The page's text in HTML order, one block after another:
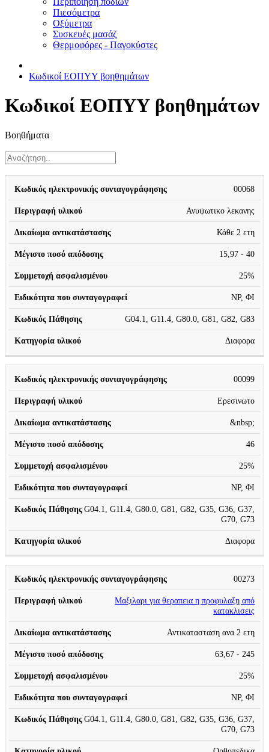
Πιεσόμετρα
Οξύμετρα
Συσκευές μασάζ
Θερμοφόρες - Παγοκύστες
Κωδικοί ΕΟΠΥΥ βοηθημάτων
Κωδικοί ΕΟΠΥΥ βοηθημάτων
Βοηθήματα
Κωδικός
ηλεκτρονικής
συνταγογράφησης
Περιγραφή
υλικού
αντικατάστασης
00068
Ανυψωτικο λεκανης
Κάθε 2 ετη
15,97 - 40
25%
ΝΡ, ΦΙ
G04.1, G11.4, G80.0, G81, G82, G83
Διαφορα
00099
Ερεσινωτο
&nbsp;
46
25%
ΝΡ, ΦΙ
G04.1, G11.4, G80.0, G81, G82, G35, G36, G37,
G70, G73
Διαφορα
00273
Μαξιλαρι για θεραπεια η προφυλαξη από
κατακλισεις
Αντικατασταση ανα 2 ετη
63,67 - 245
25%
ΝΡ, ΦΙ
G04.1, G11.4, G80.0, G81, G82, G35, G36, G37,
G70, G73